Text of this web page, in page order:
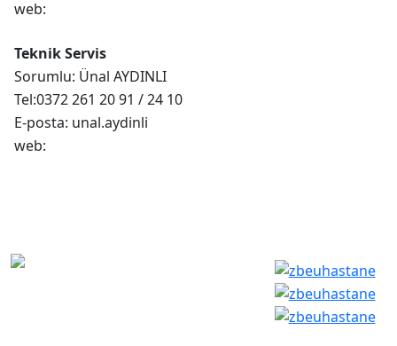
web:
Teknik Servis
Sorumlu: Ünal AYDINLI
Tel:0372 261 20 91 / 24 10
E-posta: unal.aydinli
web: